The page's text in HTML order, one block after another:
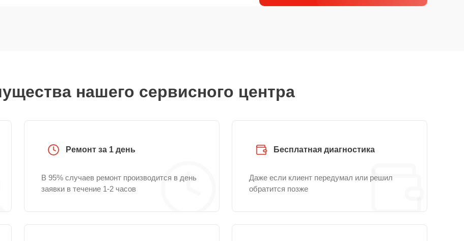
нашего сервисного центра
Ремонт за 1 день
В 95% случаев ремонт производится в день
заявки в течение 1-2 часов
Бесплатная диагностика
Даже если клиент передумал или решил
обратится позже